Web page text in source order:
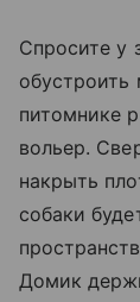
Спросите у
питомнике
вольер.
накрыть
собаки
Домик